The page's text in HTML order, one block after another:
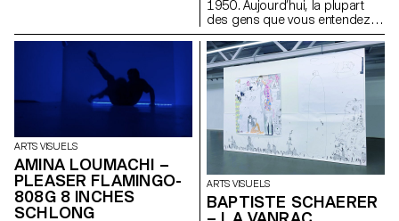
1950. Aujourd’hui, la plupart
des gens que vous entendez
rire sont morts. » Cette phrase,
tirée du roman Berceuse de
Chuck Palahniuk, ressemble à
une légende urbaine — à moitié
vraie. Elle fait écho à la
sculpture Partial Truth de Bruce
Nauman, une stèle froide et
minimaliste en forme d’écran
éteint. La télévision, elle aussi,
fabrique des vérités partielles :
elle découpe, filtre, remonte le
réel. On regarde les infos
comme une sitcom, entre rires
ARTS VISUELS
AMINA LOUMACHI –
PLEASER FLAMINGO-
808G 8 INCHES
SCHLONG
ARTS VISUELS
BAPTISTE SCHAERER